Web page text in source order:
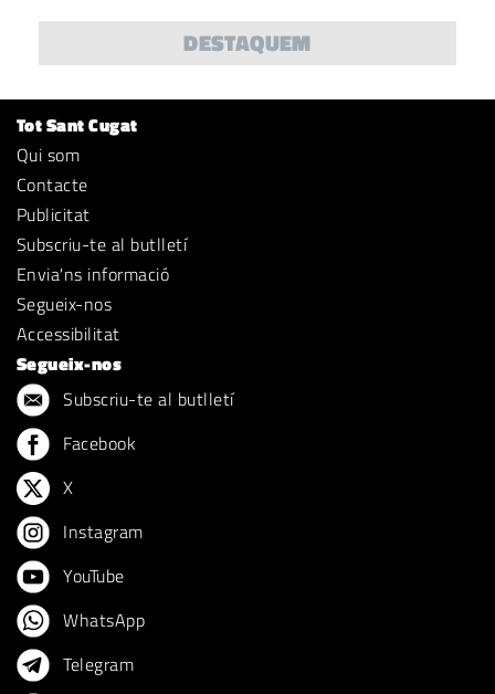
DESTAQUEM
Tot Sant Cugat
Qui som
Contacte
Publicitat
Subscriu-te al butlletí
Envia'ns informació
Segueix-nos
Accessibilitat
Segueix-nos
Subscriu-te al butlletí
Facebook
X
Instagram
YouTube
WhatsApp
Telegram